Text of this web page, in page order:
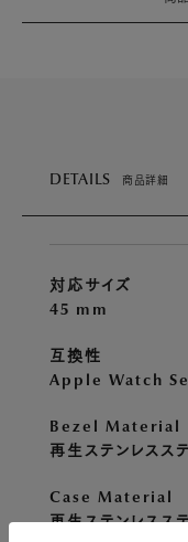
DETAILS 商品詳細
対応サイズ
45 mm
互換性
Apple Watch
Bezel Material
再生ステンレスス
Case Material
再生ステンレスス